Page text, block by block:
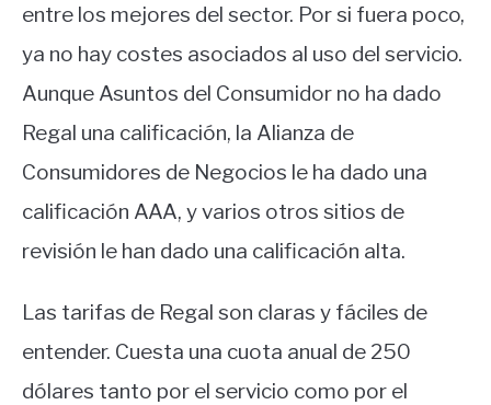
entre los mejores del sector. Por si fuera poco,
ya no hay costes asociados al uso del servicio.
Aunque Asuntos del Consumidor no ha dado
Regal una calificación, la Alianza de
Consumidores de Negocios le ha dado una
calificación AAA, y varios otros sitios de
revisión le han dado una calificación alta.
Las tarifas de Regal son claras y fáciles de
entender. Cuesta una cuota anual de 250
dólares tanto por el servicio como por el